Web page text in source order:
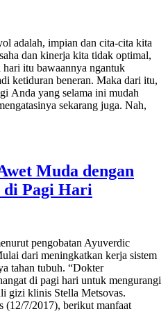
adalah, impian dan cita-cita kita
dan kinerja kita tidak optimal,
hari itu bawaannya ngantuk
ketiduran beneran. Maka dari itu,
Anda yang selama ini mudah
sekarang juga. Nah,
Muda dengan
Pagi Hari
pengobatan Ayuverdic
dari meningkatkan kerja sistem
tahan tubuh. “Dokter
di pagi hari untuk mengurangi
gizi klinis Stella Metsovas.
7/2017), berikut manfaat